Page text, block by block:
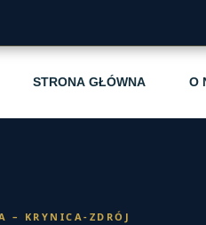
STRONA GŁÓWNA O
– KRYNICA-ZDRÓJ